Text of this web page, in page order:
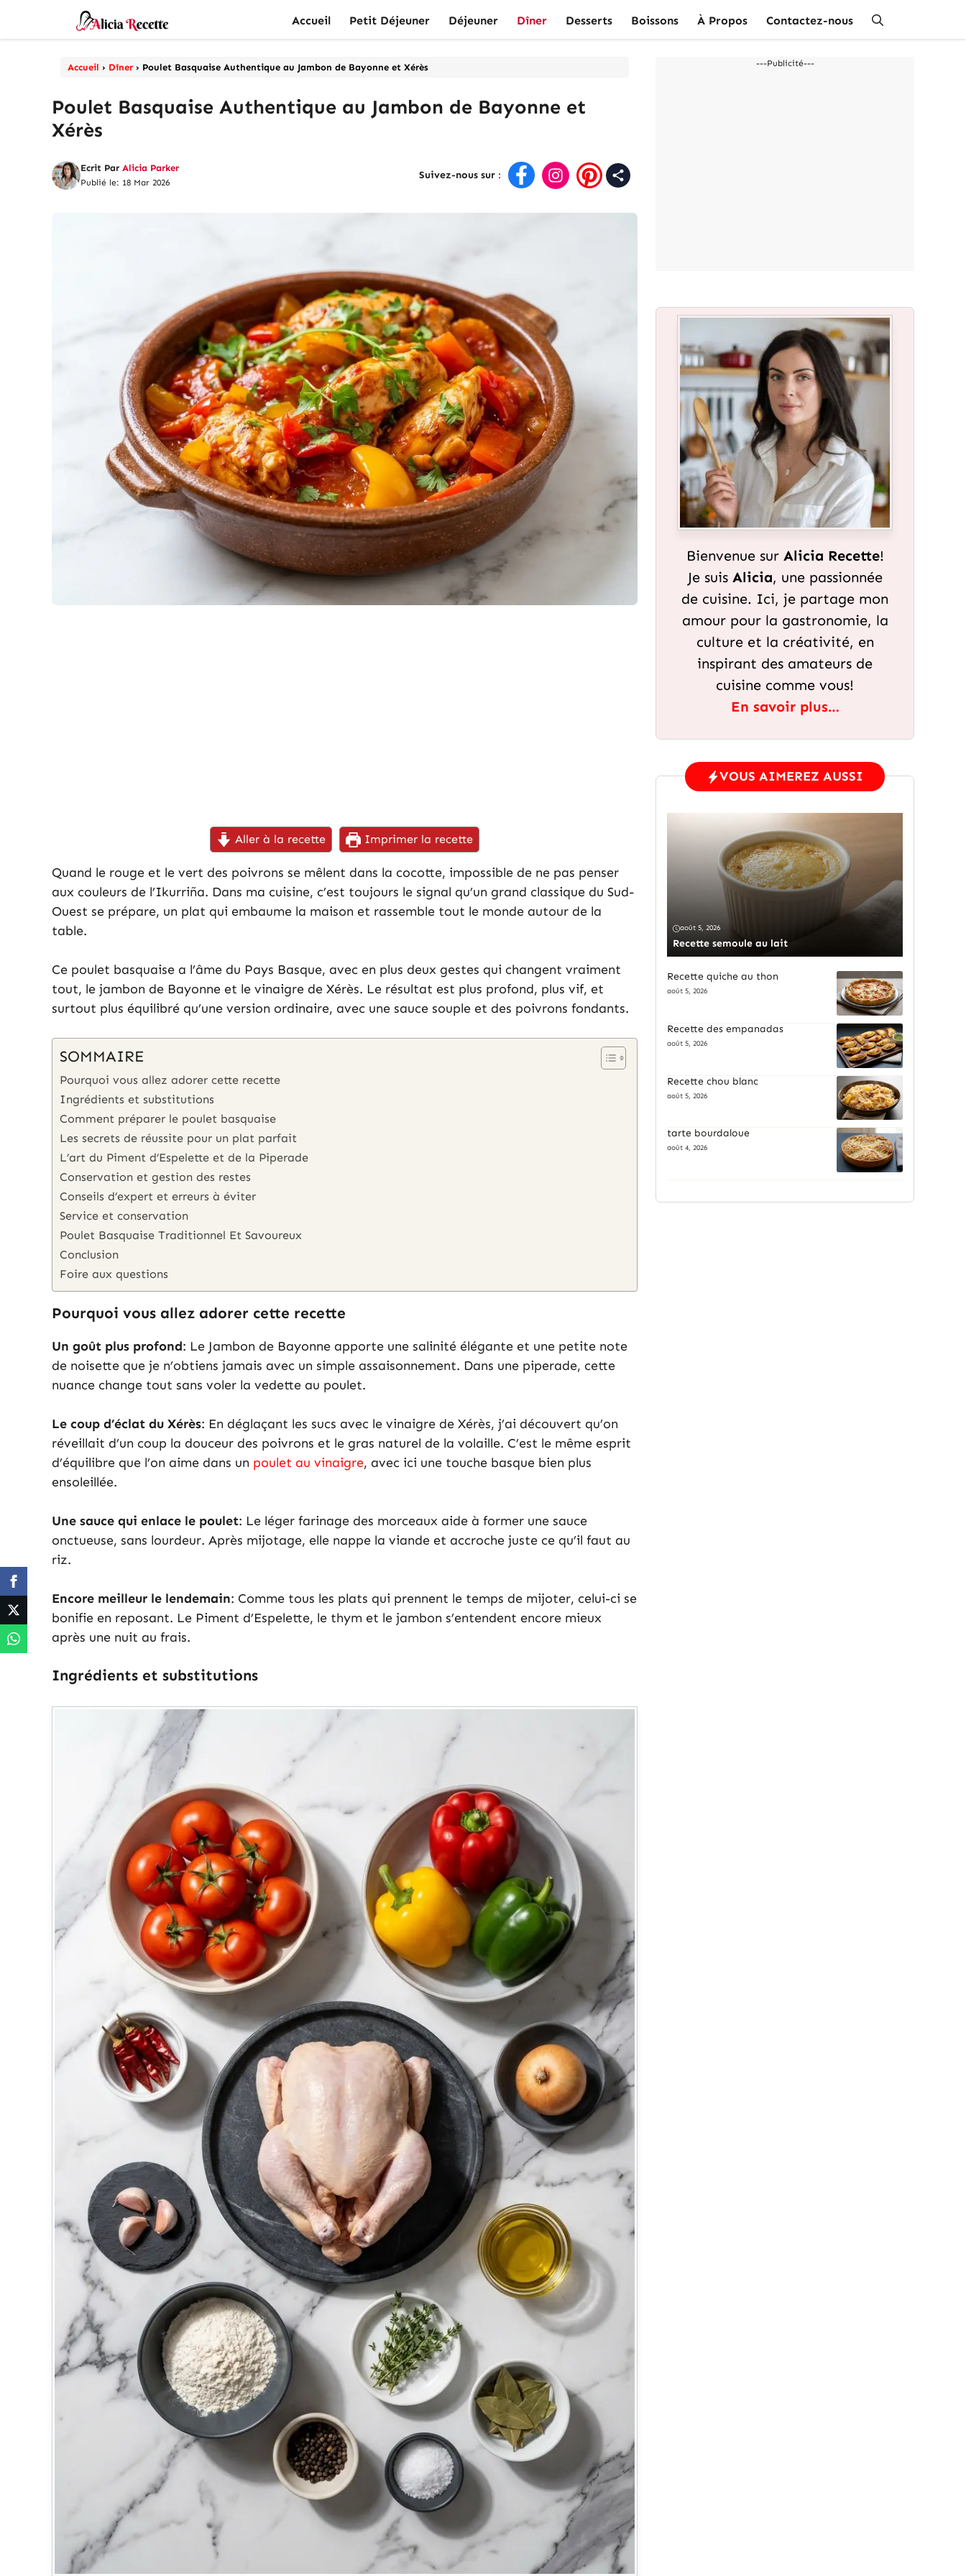
Accueil Petit Déjeuner Déjeuner Dîner Desserts Boissons À Propos Contactez-nous
Accueil › Dîner › Poulet Basquaise Authentique au Jambon de Bayonne et Xérès
Poulet Basquaise Authentique au Jambon de Bayonne et
Xérès
Ecrit Par Alicia Parker
Publié le: 18 Mar 2026
Suivez-nous sur :
Aller à la recette Imprimer la recette
Quand le rouge et le vert des poivrons se mêlent dans la cocotte, impossible de ne pas penser
aux couleurs de l’Ikurriña. Dans ma cuisine, c’est toujours le signal qu’un grand classique du Sud-
Ouest se prépare, un plat qui embaume la maison et rassemble tout le monde autour de la
table.
Ce poulet basquaise a l’âme du Pays Basque, avec en plus deux gestes qui changent vraiment
tout, le jambon de Bayonne et le vinaigre de Xérès. Le résultat est plus profond, plus vif, et
surtout plus équilibré qu’une version ordinaire, avec une sauce souple et des poivrons fondants.
SOMMAIRE
Pourquoi vous allez adorer cette recette
Ingrédients et substitutions
Comment préparer le poulet basquaise
Les secrets de réussite pour un plat parfait
L’art du Piment d’Espelette et de la Piperade
Conservation et gestion des restes
Conseils d’expert et erreurs à éviter
Service et conservation
Poulet Basquaise Traditionnel Et Savoureux
Conclusion
Foire aux questions
Pourquoi vous allez adorer cette recette
Un goût plus profond: Le Jambon de Bayonne apporte une salinité élégante et une petite note
de noisette que je n’obtiens jamais avec un simple assaisonnement. Dans une piperade, cette
nuance change tout sans voler la vedette au poulet.
Le coup d’éclat du Xérès: En déglaçant les sucs avec le vinaigre de Xérès, j’ai découvert qu’on
réveillait d’un coup la douceur des poivrons et le gras naturel de la volaille. C’est le même esprit
d’équilibre que l’on aime dans un poulet au vinaigre, avec ici une touche basque bien plus
ensoleillée.
Une sauce qui enlace le poulet: Le léger farinage des morceaux aide à former une sauce
onctueuse, sans lourdeur. Après mijotage, elle nappe la viande et accroche juste ce qu’il faut au
riz.
Encore meilleur le lendemain: Comme tous les plats qui prennent le temps de mijoter, celui-ci se
bonifie en reposant. Le Piment d’Espelette, le thym et le jambon s’entendent encore mieux
après une nuit au frais.
Ingrédients et substitutions
---Publicité---
Bienvenue sur Alicia Recette!
Je suis Alicia, une passionnée
de cuisine. Ici, je partage mon
amour pour la gastronomie, la
culture et la créativité, en
inspirant des amateurs de
cuisine comme vous!
En savoir plus…
VOUS AIMEREZ AUSSI
août 5, 2026
Recette semoule au lait
Recette quiche au thon
août 5, 2026
Recette des empanadas
août 5, 2026
Recette chou blanc
août 5, 2026
tarte bourdaloue
août 4, 2026